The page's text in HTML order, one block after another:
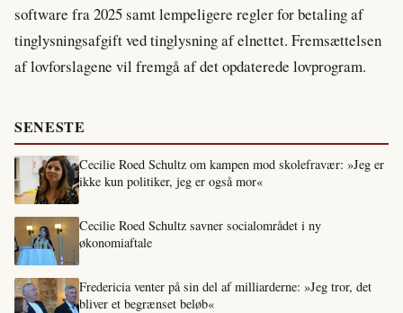
software fra 2025 samt lempeligere regler for betaling af
tinglysningsafgift ved tinglysning af elnettet. Fremsættelsen
af lovforslagene vil fremgå af det opdaterede lovprogram.
SENESTE
Cecilie Roed Schultz om kampen mod skolefravær: »Jeg er
ikke kun politiker, jeg er også mor«
Cecilie Roed Schultz savner socialområdet i ny
økonomiaftale
Fredericia venter på sin del af milliarderne: »Jeg tror, det
bliver et begrænset beløb«